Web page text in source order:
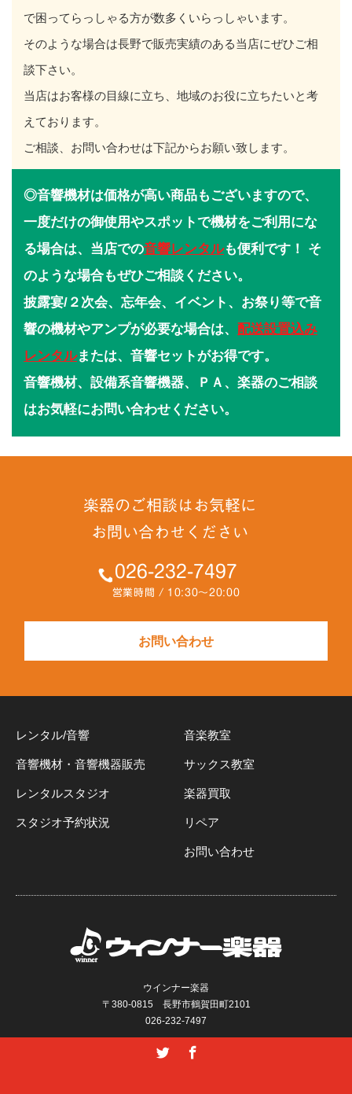
で困ってらっしゃる方が数多くいらっしゃいます。
そのような場合は長野で販売実績のある当店にぜひご相
談下さい。
当店はお客様の目線に立ち、地域のお役に立ちたいと考
えております。
ご相談、お問い合わせは下記からお願い致します。
◎音響機材は価格が高い商品もございますので、
一度だけの御使用やスポットで機材をご利用にな
る場合は、当店での音響レンタルも便利です！ そ
のような場合もぜひご相談ください。
披露宴/２次会、忘年会、イベント、お祭り等で音
響の機材やアンプが必要な場合は、 配送設置込み
レンタルまたは、音響セットがお得です。
音響機材、設備系音響機器、ＰＡ、楽器のご相談
はお気軽にお問い合わせください。
楽器のご相談はお気軽に
お問い合わせください
026-232-7497
営業時間 / 10:30～20:00
お問い合わせ
レンタル/音響
音響機材・音響機器販売
レンタルスタジオ
スタジオ予約状況
音楽教室
サックス教室
楽器買取
リペア
お問い合わせ
ウインナー楽器
〒380-0815 長野市鶴賀田町2101
026-232-7497